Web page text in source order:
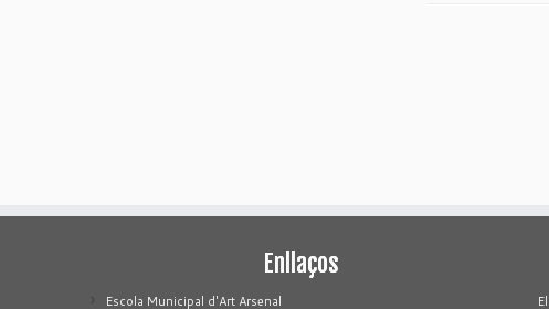
Enllaços
Escola Municipal d'Art Arsenal